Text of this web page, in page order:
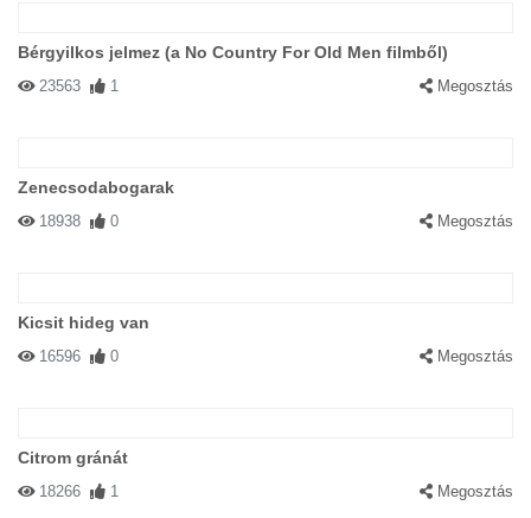
Bérgyilkos jelmez (a No Country For Old Men filmből)
23563 1 Megosztás
Zenecsodabogarak
18938 0 Megosztás
Kicsit hideg van
16596 0 Megosztás
Citrom gránát
18266 1 Megosztás